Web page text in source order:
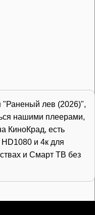
"Раненый лев (2026)",
нашими плеерами,
КиноКрад, есть
и 4к для
и Смарт ТВ без